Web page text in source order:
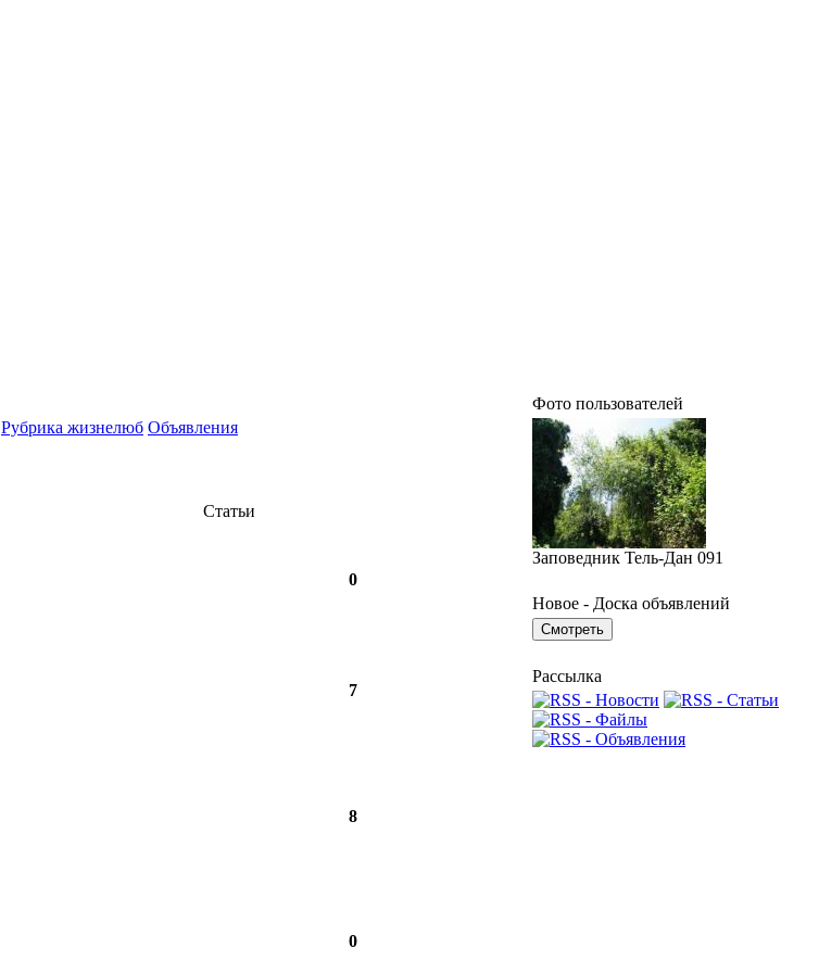
Рубрика жизнелюб Объявления
Статьи
0
7
8
0
Фото пользователей
Заповедник Тель-Дан 091
Новое - Доска объявлений
Рассылка